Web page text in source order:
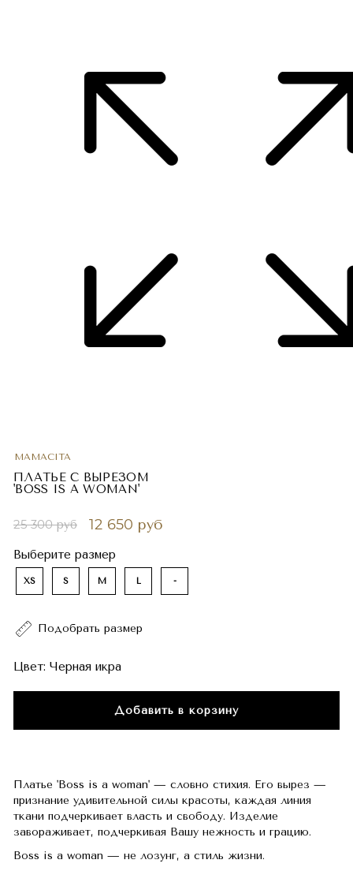
MAMACITA
ПЛАТЬЕ С ВЫРЕЗОМ
'BOSS IS A WOMAN'
25 300 руб 12 650 руб
Выберите размер
XS S M L -
Подобрать размер
Цвет: Черная икра
Добавить в корзину
Платье 'Boss is a woman' — словно стихия. Его вырез —
признание удивительной силы красоты, каждая линия
ткани подчеркивает власть и свободу. Изделие
завораживает, подчеркивая Вашу нежность и грацию.
Boss is a woman — не лозунг, а стиль жизни.